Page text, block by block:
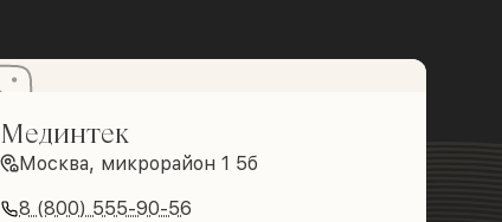
Мединтек
Москва, микрорайон 1 5б
8 (800) 555-90-56